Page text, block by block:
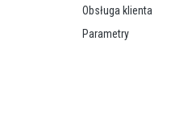
Obsługa klienta
Parametry